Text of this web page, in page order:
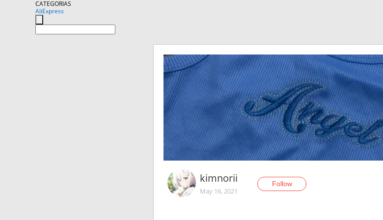
CATEGORIAS
AliExpress
kimnorii
May 16, 2021
Follow